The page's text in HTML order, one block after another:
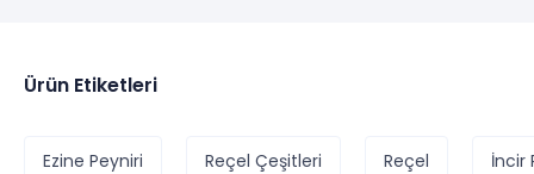
Ürün Etiketleri
Ezine Peyniri Reçel Çeşitleri Reçel İncir